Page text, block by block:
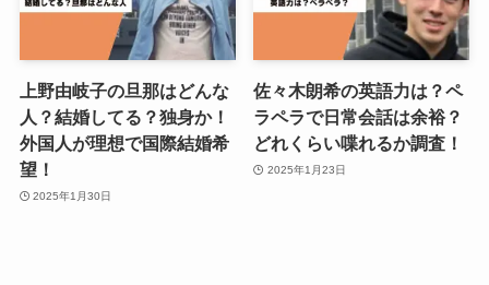
上野由岐子の旦那はどんな
人？結婚してる？独身か！
外国人が理想で国際結婚希
望！
2025年1月30日
佐々木朗希の英語力は？ペ
ラペラで日常会話は余裕？
どれくらい喋れるか調査！
2025年1月23日